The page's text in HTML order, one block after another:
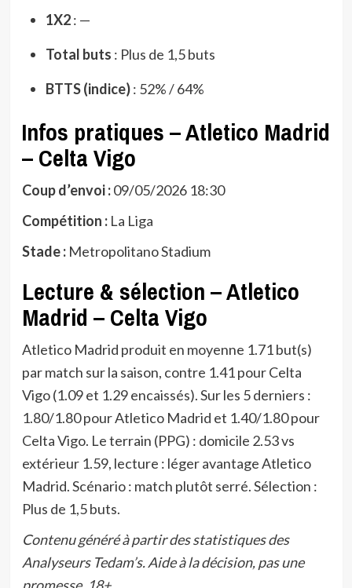
1X2: —
Total buts : Plus de 1,5 buts
BTTS (indice): 52% / 64%
Infos pratiques – Atletico Madrid
– Celta Vigo
Coup d’envoi :09/05/2026 18:30
Compétition :La Liga
Stade :Metropolitano Stadium
Lecture & sélection – Atletico
Madrid – Celta Vigo
Atletico Madrid produit en moyenne 1.71 but(s)
par match sur la saison, contre 1.41 pour Celta
Vigo (1.09 et 1.29 encaissés). Sur les 5 derniers :
1.80/1.80 pour Atletico Madrid et 1.40/1.80 pour
Celta Vigo. Le terrain (PPG) : domicile 2.53 vs
extérieur 1.59, lecture : léger avantage Atletico
Madrid. Scénario : match plutôt serré. Sélection :
Plus de 1,5 buts.
Contenu généré à partir des statistiques des
Analyseurs Tedam’s. Aide à la décision, pas une